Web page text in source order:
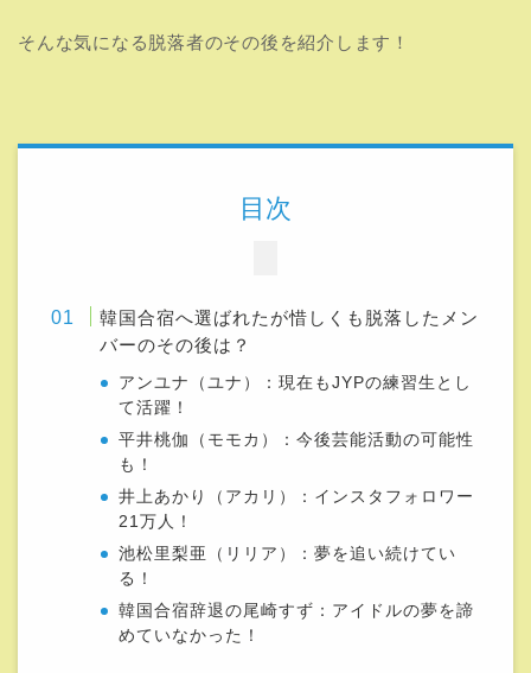
そんな気になる脱落者のその後を紹介します！
目次
韓国合宿へ選ばれたが惜しくも脱落したメン
バーのその後は？
アンユナ（ユナ）：現在もJYPの練習生とし
て活躍！
平井桃伽（モモカ）：今後芸能活動の可能性
も！
井上あかり（アカリ）：インスタフォロワー
21万人！
池松里梨亜（リリア）：夢を追い続けてい
る！
韓国合宿辞退の尾崎すず：アイドルの夢を諦
めていなかった！